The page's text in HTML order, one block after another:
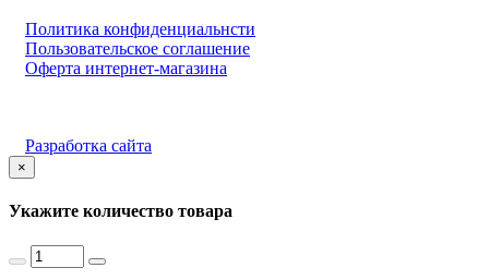
Политика конфиденциальнсти
Пользовательское соглашение
Оферта интернет-магазина
Разработка сайта
×
Укажите количество товара